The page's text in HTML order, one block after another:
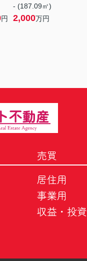
円
- (187.09㎡)
2,000万円
売買
居住用
事業用
収益・投資